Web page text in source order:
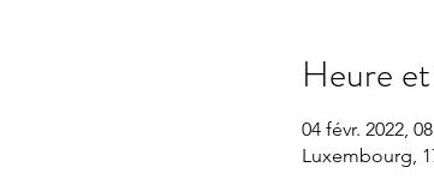
Heure
04 févr. 2022,
Luxembourg,